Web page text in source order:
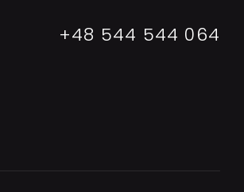
+48 544 544 064